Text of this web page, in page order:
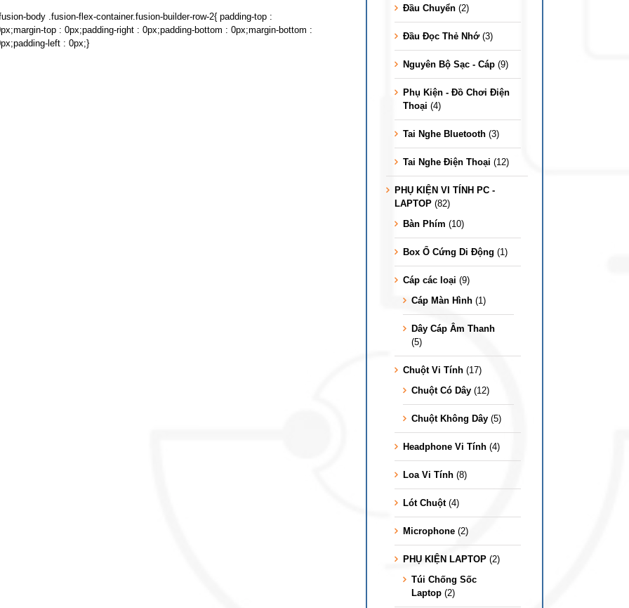
body .fusion-flex-container.fusion-builder-row-2{ padding-top :
top : 0px;padding-right : 0px;padding-bottom : 0px;margin-bottom :
left : 0px;}
Đầu Chuyển (2)
Đầu Đọc Thẻ Nhớ (3)
Nguyên Bộ Sạc - Cáp (9)
Phụ Kiện - Đồ Chơi Điện
Thoại (4)
Tai Nghe Bluetooth (3)
Tai Nghe Điện Thoại (12)
PHỤ KIỆN VI TÍNH PC -
LAPTOP (82)
Bàn Phím (10)
Box Ổ Cứng Di Động (1)
Cáp các loại (9)
Cáp Màn Hình (1)
Dây Cáp Âm Thanh
(5)
Chuột Vi Tính (17)
Chuột Có Dây (12)
Chuột Không Dây (5)
Headphone Vi Tính (4)
Loa Vi Tính (8)
Lót Chuột (4)
Microphone (2)
PHỤ KIỆN LAPTOP (2)
Túi Chống Sốc
Laptop (2)